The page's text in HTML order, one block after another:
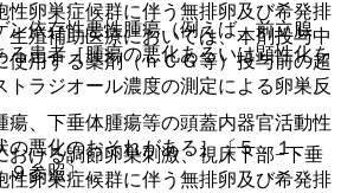
性卵巣症候群に伴う無排卵及び希発排
生殖補助医療においては、本剤投与中
使用する薬剤（ｈＣＧ等）投与前の超
トラジオール濃度の測定による卵巣反
ける調節卵巣刺激、視床下部−下垂
性卵巣症候群に伴う無排卵及び希発排
依存性悪性腫瘍（例えば、前立腺
る患者［腫瘍の悪化あるいは顕性化を
、下垂体腫瘍等の頭蓋内器官活動性
の悪化のおそれがある］〔５．１、
９参照〕。